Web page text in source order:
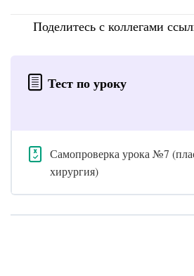
Поделитесь с коллегами
Тест по уроку
Самопроверка урока №7
хирургия)